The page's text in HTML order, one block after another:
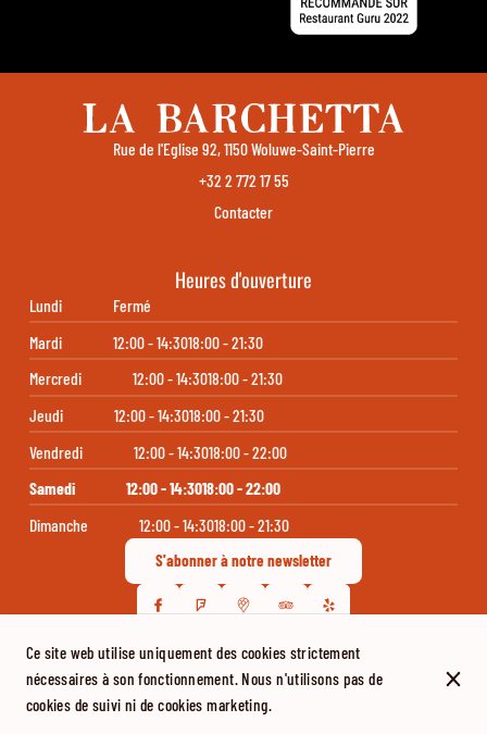
Rue de l'Eglise 92, 1150 Woluwe-Saint-Pierre
+32 2 772 17 55
Contacter
Heures d'ouverture
Lundi
Fermé
Mardi
12:00 - 14:3018:00 - 21:30
Mercredi
12:00 - 14:3018:00 - 21:30
Jeudi
12:00 - 14:3018:00 - 21:30
Vendredi
12:00 - 14:3018:00 - 22:00
Samedi
12:00 - 14:3018:00 - 22:00
Dimanche
12:00 - 14:3018:00 - 21:30
S'abonner à notre newsletter
© La Barchetta 2026
Mentions légalesProtection des données
Ce site web utilise uniquement des cookies strictement
nécessaires à son fonctionnement. Nous n'utilisons pas de
cookies de suivi ni de cookies marketing.